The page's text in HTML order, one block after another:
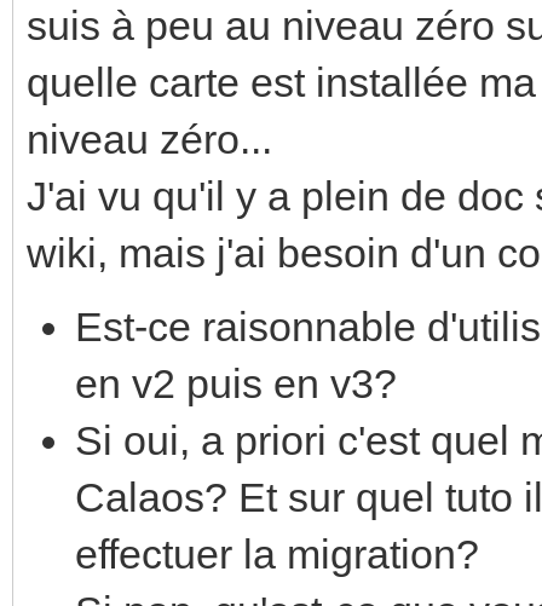
suis à peu au niveau zéro
quelle carte est installée
niveau zéro...
J'ai vu qu'il y a plein de
wiki, mais j'ai besoin d'un
Est-ce raisonnable
en v2 puis en v3?
Si oui, a priori c'est quel
Calaos? Et sur quel tuto
effectuer la migration?